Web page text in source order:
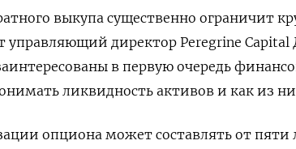
выкупа существенно ограничит
управляющий директор Peregrine
в первую очередь
ликвидность активов и как из
опциона может составлять от пяти